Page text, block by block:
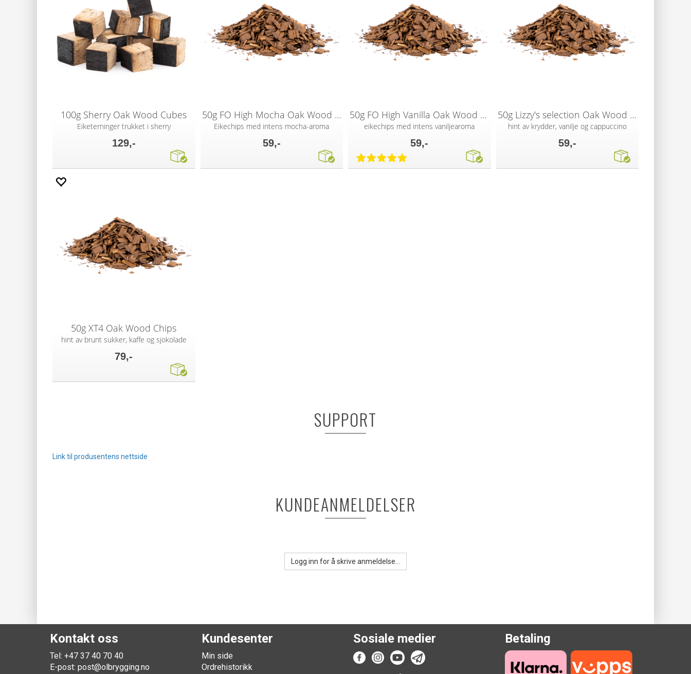
100g Sherry Oak Wood Cubes
Eiketerninger trukket i sherry
129,-
50g FO High Mocha Oak Wood Chips
Eikechips med intens mocha-aroma
59,-
50g FO High Vanilla Oak Wood Chips
eikechips med intens vaniljearoma
59,-
50g Lizzy's selection Oak Wood Chips
hint av krydder, vanilje og cappuccino
59,-
50g XT4 Oak Wood Chips
hint av brunt sukker, kaffe og sjokolade
79,-
SUPPORT
Link til produsentens nettside
KUNDEANMELDELSER
Logg inn for å skrive anmeldelse...
Kontakt oss
Tel: +47 37 40 70 40
E-post: post@olbrygging.no
Kundesenter
Min side
Ordrehistorikk
Sosiale medier Betaling